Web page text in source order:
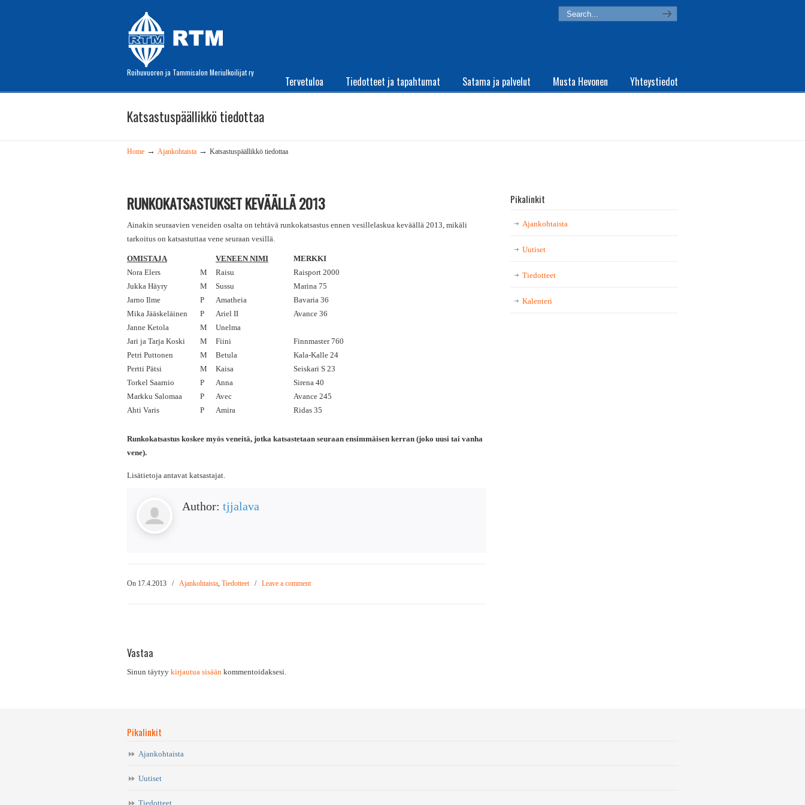
Roihuvuoren ja Tammisalon Meriulkoilijat ry
Tervetuloa Tiedotteet ja tapahtumat Satama ja palvelut Musta Hevonen Yhteystiedot
Katsastuspäällikkö tiedottaa
Home → Ajankohtaista → Katsastuspäällikkö tiedottaa
RUNKOKATSASTUKSET KEVÄÄLLÄ 2013
Ainakin seuraavien veneiden osalta on tehtävä runkokatsastus ennen vesillelaskua keväällä 2013, mikäli
tarkoitus on katsastuttaa vene seuraan vesillä.
OMISTAJA VENEEN NIMI
MERKKI
Nora Elers
M Raisu
Raisport 2000
Jukka Häyry
M Sussu
Marina 75
Jarno Ilme
P Amatheia
Bavaria 36
Mika Jääskeläinen
P Ariel II
Avance 36
Janne Ketola
M
Unelma
Jari ja Tarja Koski
M Fiini
Finnmaster 760
Petri Puttonen
M Betula
Kala-Kalle 24
Pertti Pätsi
M Kaisa
Seiskari S 23
Torkel Saarnio
P Anna
Sirena 40
Markku Salomaa
P Avec
Avance 245
Ahti Varis
P Amira Ridas 35
Runkokatsastus koskee myös veneitä, jotka katsastetaan seuraan ensimmäisen kerran (joko uusi tai vanha
vene).
Lisätietoja antavat katsastajat.
Author: tjjalava
On 17.4.2013 / Ajankohtaista, Tiedotteet / Leave a comment
Vastaa
Sinun täytyy kirjautua sisään kommentoidaksesi.
Pikalinkit
Ajankohtaista
Uutiset
Tiedotteet
Kalenteri
Pikalinkit
Ajankohtaista
Uutiset
Tiedotteet